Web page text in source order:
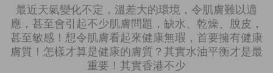
最近天氣變化不定，溫差大的環境，令肌膚難以適
應，甚至會引起不少肌膚問題，缺水、乾燥、脫皮，
甚至敏感！想令肌膚看起來健康無瑕，首要擁有健康
膚質！怎樣才算是健康的膚質？其實水油平衡才是最
重要！其實香港不少